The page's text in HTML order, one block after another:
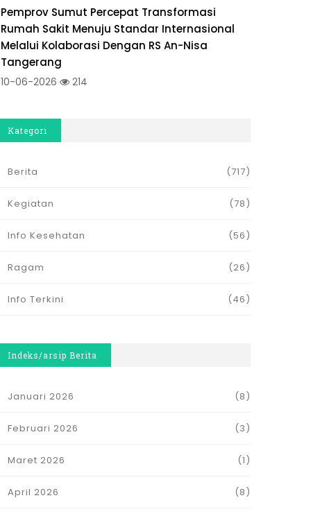
Pemprov Sumut Percepat Transformasi
Rumah Sakit Menuju Standar Internasional
Melalui Kolaborasi Dengan RS An-Nisa
Tangerang
10-06-2026 214
Kategori
Berita (717)
Kegiatan (78)
Info Kesehatan (56)
Ragam (26)
Info Terkini (46)
Indeks/arsip Berita
Januari 2026 (8)
Februari 2026 (3)
Maret 2026 (1)
April 2026 (8)